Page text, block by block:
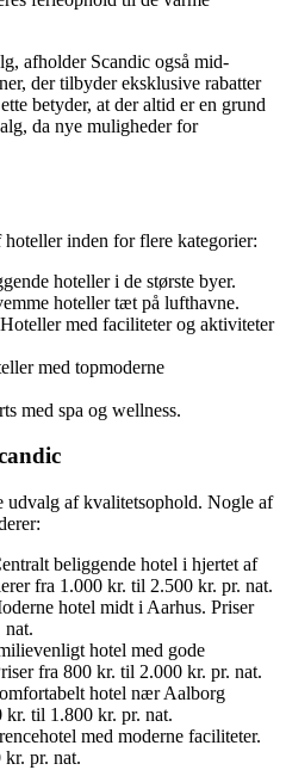
afholder Scandic også mid-
der tilbyder eksklusive rabatter
betyder, at der altid er en grund
da nye muligheder for
inden for flere kategorier:
hoteller i de største byer.
hoteller tæt på lufthavne.
med faciliteter og aktiviteter
med topmoderne
med spa og wellness.
udvalg af kvalitetsophold. Nogle af
beliggende hotel i hjertet af
fra 1.000 kr. til 2.500 kr. pr. nat.
hotel midt i Aarhus. Priser
nat.
hotel med gode
fra 800 kr. til 2.000 kr. pr. nat.
hotel nær Aalborg
til 1.800 kr. pr. nat.
med moderne faciliteter.
pr. nat.